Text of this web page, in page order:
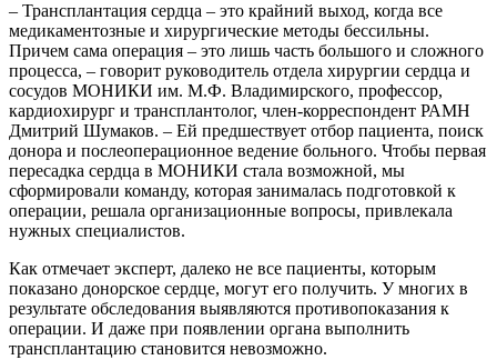
– Трансплантация сердца – это крайний выход, когда все
медикаментозные и хирургические методы бессильны.
Причем сама операция – это лишь часть большого и сложного
процесса, – говорит руководитель отдела хирургии сердца и
сосудов МОНИКИ им. М.Ф. Владимирского, профессор,
кардиохирург и трансплантолог, член-корреспондент РАМН
Дмитрий Шумаков. – Ей предшествует отбор пациента, поиск
донора и послеоперационное ведение больного. Чтобы первая
пересадка сердца в МОНИКИ стала возможной, мы
сформировали команду, которая занималась подготовкой к
операции, решала организационные вопросы, привлекала
нужных специалистов.
Как отмечает эксперт, далеко не все пациенты, которым
показано донорское сердце, могут его получить. У многих в
результате обследования выявляются противопоказания к
операции. И даже при появлении органа выполнить
трансплантацию становится невозможно.